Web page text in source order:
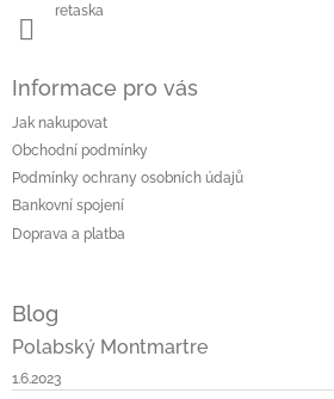
retaska
Informace pro vás
Jak nakupovat
Obchodní podmínky
Podmínky ochrany osobních údajů
Bankovní spojení
Doprava a platba
Blog
Polabský Montmartre
1.6.2023